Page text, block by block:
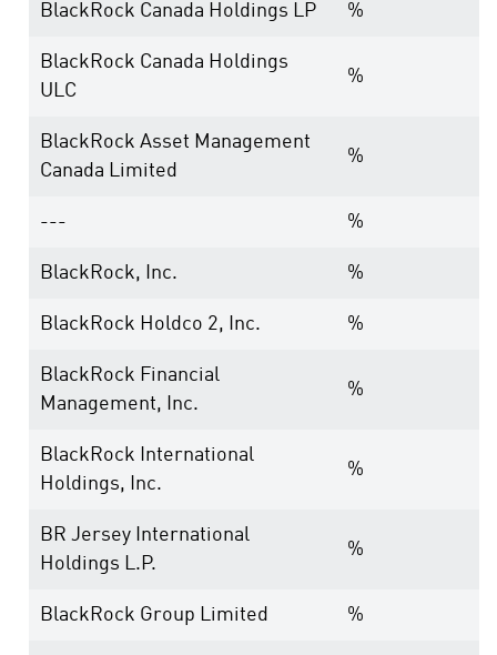
BlackRock Canada Holdings LP %
BlackRock Canada Holdings
ULC
%
BlackRock Asset Management
Canada Limited
%
--- %
BlackRock, Inc. %
BlackRock Holdco 2, Inc. %
BlackRock Financial
Management, Inc.
%
BlackRock International
Holdings, Inc.
%
BR Jersey International
Holdings L.P.
%
BlackRock Group Limited %